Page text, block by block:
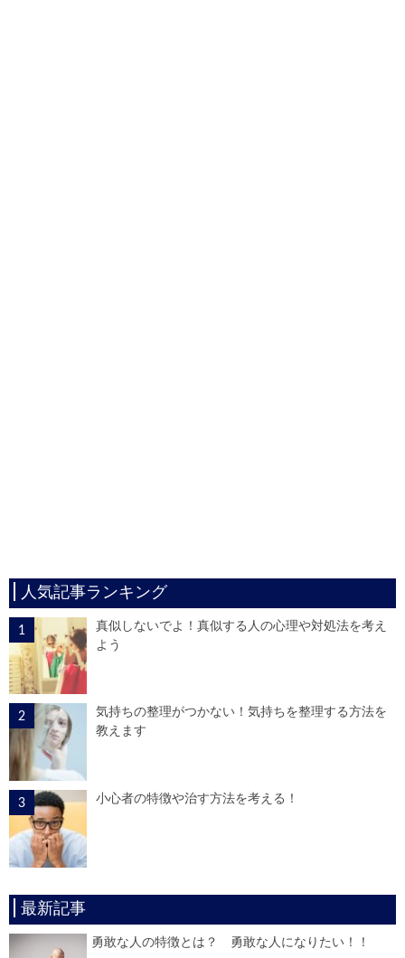
人気記事ランキング
真似しないでよ！真似する人の心理や対処法を考え
よう
気持ちの整理がつかない！気持ちを整理する方法を
教えます
小心者の特徴や治す方法を考える！
最新記事
勇敢な人の特徴とは？ 勇敢な人になりたい！！